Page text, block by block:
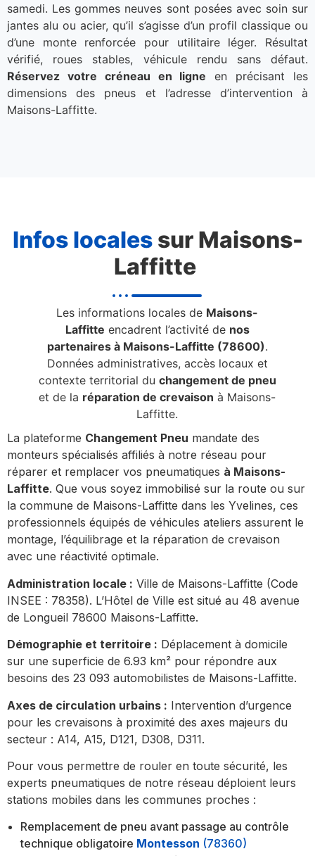
samedi. Les gommes neuves sont posées avec soin sur
jantes alu ou acier, qu’il s’agisse d’un profil classique ou
d’une monte renforcée pour utilitaire léger. Résultat
vérifié, roues stables, véhicule rendu sans défaut.
Réservez votre créneau en ligne en précisant les
dimensions des pneus et l’adresse d’intervention à
Maisons-Laffitte.
Infos localessur Maisons-
Laffitte
Les informations locales de Maisons-
Laffitte encadrent l’activité de nos
partenaires à Maisons-Laffitte (78600).
Données administratives, accès locaux et
contexte territorial du changement de pneu
et de la réparation de crevaison à Maisons-
Laffitte.
La plateforme Changement Pneu mandate des
monteurs spécialisés affiliés à notre réseau pour
réparer et remplacer vos pneumatiques à Maisons-
Laffitte. Que vous soyez immobilisé sur la route ou sur
la commune de Maisons-Laffitte dans les Yvelines, ces
professionnels équipés de véhicules ateliers assurent le
montage, l’équilibrage et la réparation de crevaison
avec une réactivité optimale.
Administration locale : Ville de Maisons-Laffitte (Code
INSEE : 78358). L’Hôtel de Ville est situé au 48 avenue
de Longueil 78600 Maisons-Laffitte.
Démographie et territoire : Déplacement à domicile
sur une superficie de 6.93 km² pour répondre aux
besoins des 23 093 automobilistes de Maisons-Laffitte.
Axes de circulation urbains : Intervention d’urgence
pour les crevaisons à proximité des axes majeurs du
secteur : A14, A15, D121, D308, D311.
Pour vous permettre de rouler en toute sécurité, les
experts pneumatiques de notre réseau déploient leurs
stations mobiles dans les communes proches :
Remplacement de pneu avant passage au contrôle
technique obligatoire Montesson (78360)